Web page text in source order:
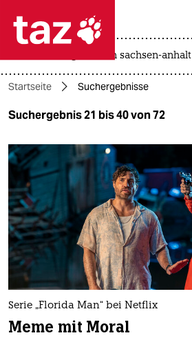
 taz zahl ich
taz zahl ich
themen
politik
öko
gesellschaft
kultur
sport
berlin
landtagswahl in sachsen-anhalt
Startseite Suchergebnisse
Suchergebnis 21 bis 40 von 72
Serie „Florida Man“ bei Netflix
Meme mit Moral